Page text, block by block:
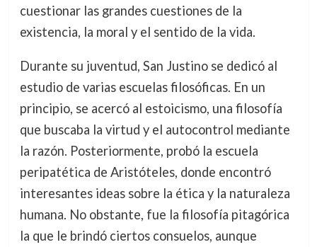
cuestionar las grandes cuestiones de la
existencia, la moral y el sentido de la vida.
Durante su juventud, San Justino se dedicó al
estudio de varias escuelas filosóficas. En un
principio, se acercó al estoicismo, una filosofía
que buscaba la virtud y el autocontrol mediante
la razón. Posteriormente, probó la escuela
peripatética de Aristóteles, donde encontró
interesantes ideas sobre la ética y la naturaleza
humana. No obstante, fue la filosofía pitagórica
la que le brindó ciertos consuelos, aunque